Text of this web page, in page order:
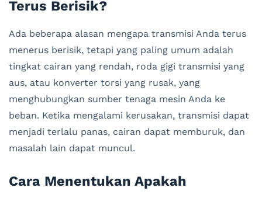
Terus Berisik?
Ada beberapa alasan mengapa transmisi Anda terus
menerus berisik, tetapi yang paling umum adalah
tingkat cairan yang rendah, roda gigi transmisi yang
aus, atau konverter torsi yang rusak, yang
menghubungkan sumber tenaga mesin Anda ke
beban. Ketika mengalami kerusakan, transmisi dapat
menjadi terlalu panas, cairan dapat memburuk, dan
masalah lain dapat muncul.
Cara Menentukan Apakah